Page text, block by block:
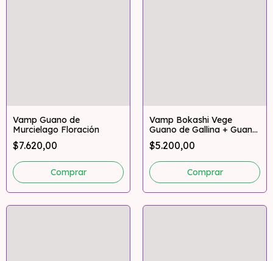
Vamp Guano de
Murcielago Floración
$7.620,00
Vamp Bokashi Vege
Guano de Gallina + Guano
de Murcielago Vegetativo
$5.200,00